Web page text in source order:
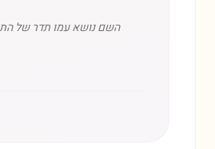
השם נושא עמו תדר של